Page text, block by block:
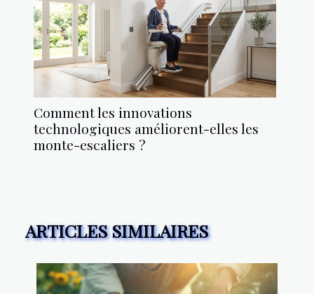
Comment les innovations
technologiques améliorent-elles les
monte-escaliers ?
ARTICLES SIMILAIRES